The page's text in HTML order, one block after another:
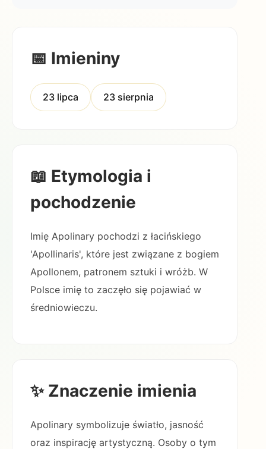
📅 Imieniny
23 lipca 23 sierpnia
📖 Etymologia i
pochodzenie
Imię Apolinary pochodzi z łacińskiego
'Apollinaris', które jest związane z bogiem
Apollonem, patronem sztuki i wróżb. W
Polsce imię to zaczęło się pojawiać w
średniowieczu.
✨ Znaczenie imienia
Apolinary symbolizuje światło, jasność
oraz inspirację artystyczną. Osoby o tym